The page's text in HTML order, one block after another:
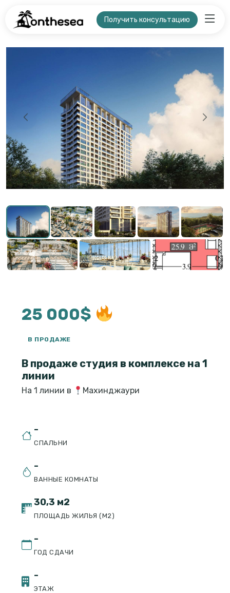
Получить консультацию
25 000$
В ПРОДАЖЕ
В продаже студия в комплексе на 1
линии
На 1 линии в Махинджаури
-
СПАЛЬНИ
-
ВАННЫЕ КОМНАТЫ
30,3 м2
ПЛОЩАДЬ ЖИЛЬЯ (М2)
-
ГОД СДАЧИ
-
ЭТАЖ